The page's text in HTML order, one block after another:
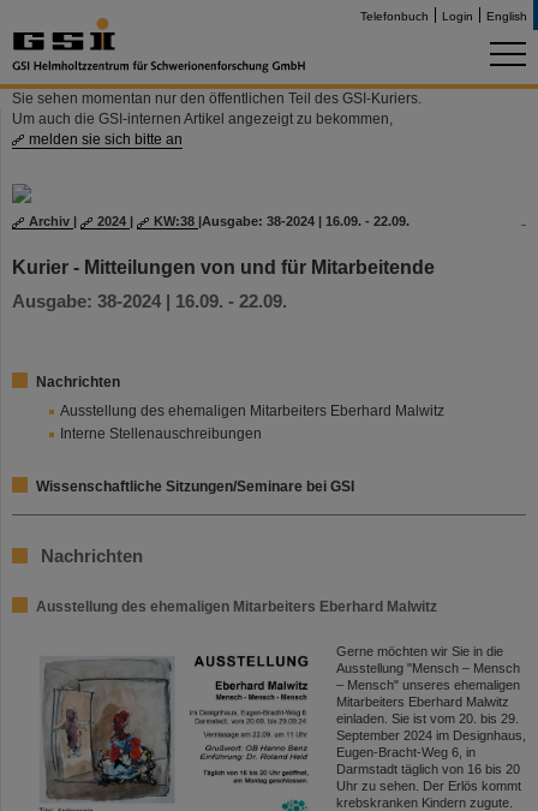
Telefonbuch Login English
Sie sehen momentan nur den öffentlichen Teil des GSI-Kuriers.
Um auch die GSI-internen Artikel angezeigt zu bekommen,
melden sie sich bitte an
Archiv | 2024 | KW:38 |Ausgabe: 38-2024 | 16.09. - 22.09.
Kurier - Mitteilungen von und für Mitarbeitende
Ausgabe: 38-2024 | 16.09. - 22.09.
Nachrichten
Ausstellung des ehemaligen Mitarbeiters Eberhard Malwitz
Interne Stellenauschreibungen
Wissenschaftliche Sitzungen/Seminare bei GSI
Nachrichten
Ausstellung des ehemaligen Mitarbeiters Eberhard Malwitz
Gerne möchten wir Sie in die
Ausstellung "Mensch – Mensch
– Mensch" unseres ehemaligen
Mitarbeiters Eberhard Malwitz
einladen. Sie ist vom 20. bis 29.
September 2024 im Designhaus,
Eugen-Bracht-Weg 6, in
Darmstadt täglich von 16 bis 20
Uhr zu sehen. Der Erlös kommt
krebskranken Kindern zugute.